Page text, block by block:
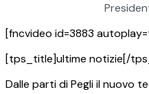
[fncvideo id=3883
[tps_title]ultime notizie[/
Dalle parti di Pegli il nuovo